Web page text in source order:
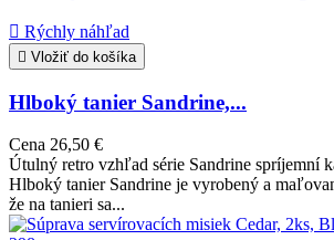
 Rýchly náhľad
 Vložiť do košíka
Hlboký tanier Sandrine,...
Cena 26,50 €
Útulný retro vzhľad série Sandrine spríjemní
Hlboký tanier Sandrine je vyrobený a
že na tanieri sa...